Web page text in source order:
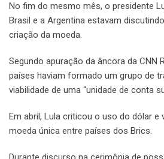
No fim do mesmo mês, o presidente
Brasil e a Argentina estavam
criação da moeda.
Segundo apuração da âncora da CNN
países haviam formado um grupo de
viabilidade de uma “unidade de conta
Em abril, Lula criticou o uso do dólar e
moeda única entre países dos Brics.